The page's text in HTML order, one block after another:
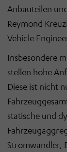
Anbauteilen
Reymond
Vehicle
Insbesondere
stellen hohe
Diese ist nicht
statische und
Stromwandler,